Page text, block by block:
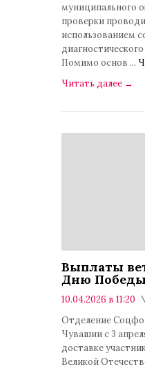
муниципального
проверки
использованием
Помимо основ ...
Читать далее →
Выплаты
Дню Победы
10.04.2026 в 11:20
Отделение
Чувашии с 3
доставке
Великой